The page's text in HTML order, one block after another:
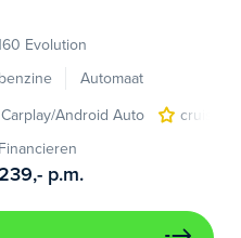
Evolution
Automaat
Android Auto
cruise
Financieren
p.m.